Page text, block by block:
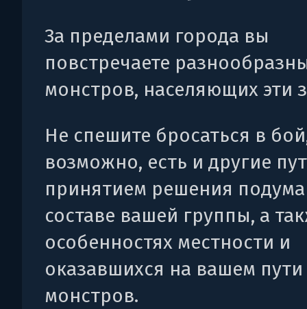
За пределами города вы
повстречаете
монстров, населяющих эти
Не спешите бросаться в
возможно, есть и другие
принятием решения
составе вашей группы, а
особенностях местности и
оказавшихся на вашем пути
монстров.